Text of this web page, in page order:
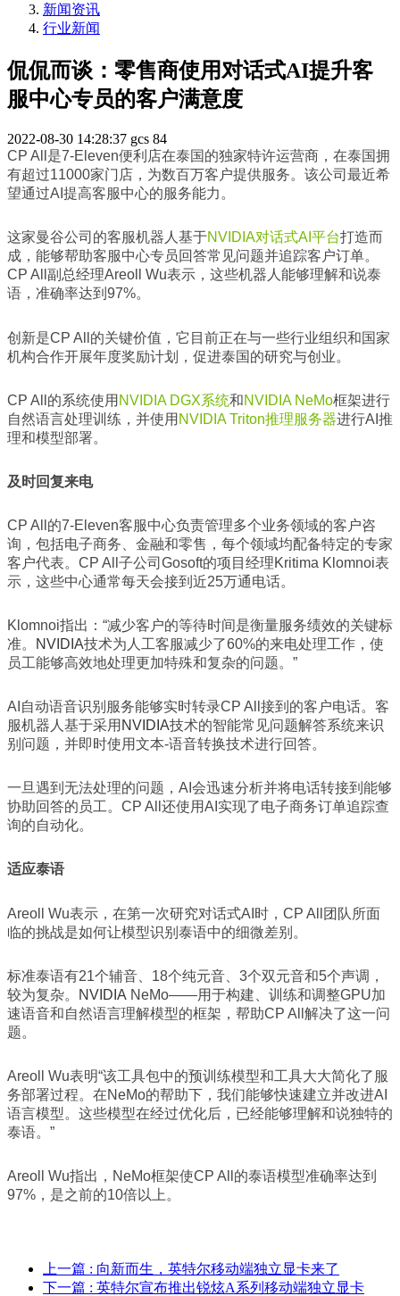
新闻资讯
行业新闻
侃侃而谈：零售商使用对话式AI提升客
服中心专员的客户满意度
2022-08-30 14:28:37 gcs 84
CP All是7-Eleven便利店在泰国的独家特许运营商，在泰国拥
有超过11000家门店，为数百万客户提供服务。该公司最近希
望通过AI提高客服中心的服务能力。
这家曼谷公司的客服机器人基于NVIDIA对话式AI平台打造而
成，能够帮助客服中心专员回答常见问题并追踪客户订单。
CP All副总经理Areoll Wu表示，这些机器人能够理解和说泰
语，准确率达到97%。
创新是CP All的关键价值，它目前正在与一些行业组织和国家
机构合作开展年度奖励计划，促进泰国的研究与创业。
CP All的系统使用 NVIDIA DGX系统和NVIDIA NeMo框架进行
自然语言处理训练，并使用 NVIDIA Triton推理服务器进行AI推
理和模型部署。
及时回复来电
CP All的7-Eleven客服中心负责管理多个业务领域的客户咨
询，包括电子商务、金融和零售，每个领域均配备特定的专家
客户代表。CP All子公司Gosoft的项目经理Kritima Klomnoi表
示，这些中心通常每天会接到近25万通电话。
Klomnoi指出：“减少客户的等待时间是衡量服务绩效的关键标
准。
NVIDIA技术为人工客服减少了60%的来电处理工作，使
员工能够高效地处理更加特殊和复杂的问题。”
AI自动语音识别服务能够实时转录CP All接到的客户电话。客
服机器人基于采用 NVIDIA技术的智能常见问题解答系统来识
别问题，并即时使用文本-语音转换技术进行回答。
一旦遇到无法处理的问题，AI会迅速分析并将电话转接到能够
协助回答的员工。CP All还使用AI实现了电子商务订单追踪查
询的自动化。
适应泰语
Areoll Wu表示，在第一次研究对话式AI时，CP All团队所面
临的挑战是如何让模型识别泰语中的细微差别。
标准泰语有21个辅音、18个纯元音、3个双元音和5个声调，
较为复杂。
NVIDIA NeMo——用于构建、训练和调整GPU加
速语音和自然语言理解模型的框架，帮助CP All解决了这一问
题。
Areoll Wu表明“该工具包中的预训练模型和工具大大简化了服
务部署过程。在NeMo的帮助下，我们能够快速建立并改进AI
语言模型。这些模型在经过优化后，已经能够理解和说独特的
泰语。”
Areoll Wu指出，NeMo框架使CP All的泰语模型准确率达到
97%，是之前的10倍以上。
上一篇 : 向新而生，英特尔移动端独立显卡来了
下一篇 : 英特尔宣布推出锐炫A系列移动端独立显卡